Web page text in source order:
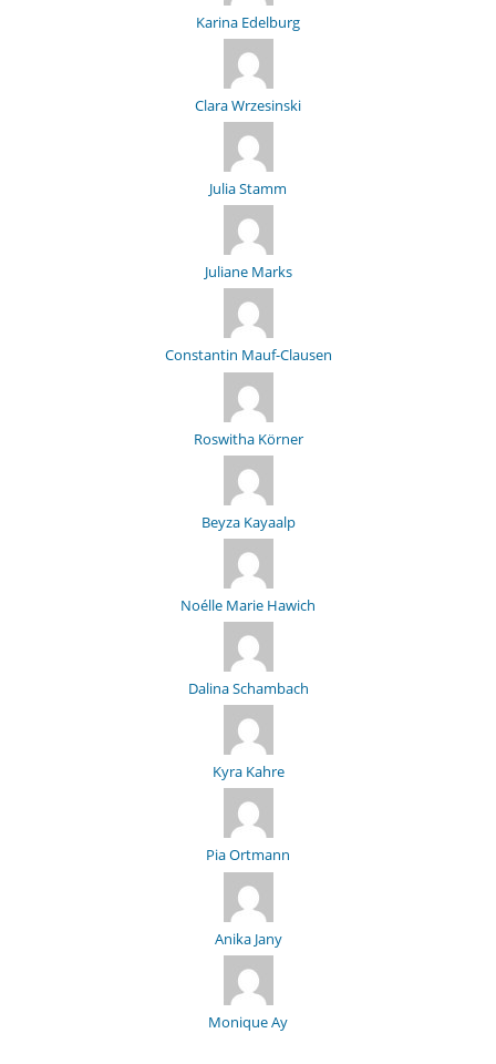
Karina Edelburg
Clara Wrzesinski
Julia Stamm
Juliane Marks
Constantin Mauf-Clausen
Roswitha Körner
Beyza Kayaalp
Noélle Marie Hawich
Dalina Schambach
Kyra Kahre
Pia Ortmann
Anika Jany
Monique Ay